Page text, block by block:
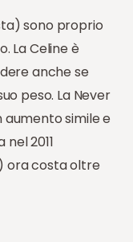
sono proprio
La Celine è
anche se
peso. La Never
aumento simile e
2011
ora costa oltre